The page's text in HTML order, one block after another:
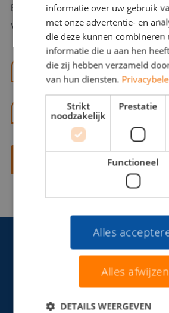
Bel of mail Benno met al jouw
voor je klaar en helpt je graag!
benno@viajou.nl
06 13 28 62 71
Contact
informatie over uw gebruik
met onze advertentie- en
die deze kunnen combineren
informatie die u aan hen
die zij hebben verzameld
van hun diensten.
Strikt
noodzakelijk
Prestatie
Functioneel
Alles
Alles afwijzen
DETAILS WEERGEVEN